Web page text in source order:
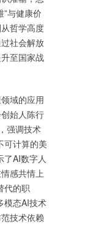
”与健康价
哲学高度
社会解放
至国家战
域的应用
始人陈行
强调技术
可计算的美
了AI数字人
感共情上
代的职
模态AI技术
技术依赖